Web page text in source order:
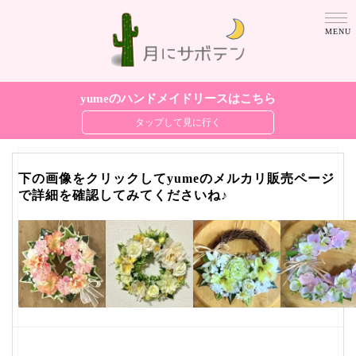
yumeのハンドメイドリースはこちら
下の画像をクリックしてyumeのメルカリ販売ページ
で詳細を確認してみてくださいね♪